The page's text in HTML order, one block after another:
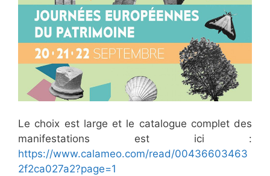
Le choix est large et le catalogue complet des
manifestations est ici :
https://www.calameo.com/read/00436603463
2f2ca027a2?page=1